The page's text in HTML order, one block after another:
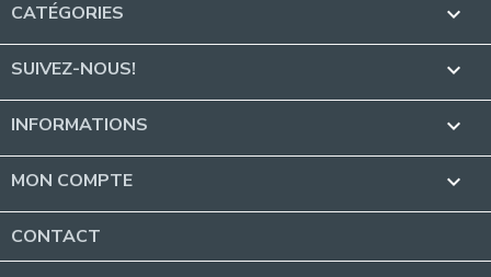
CATÉGORIES 
SUIVEZ-NOUS! 
INFORMATIONS 
MON COMPTE 
CONTACT